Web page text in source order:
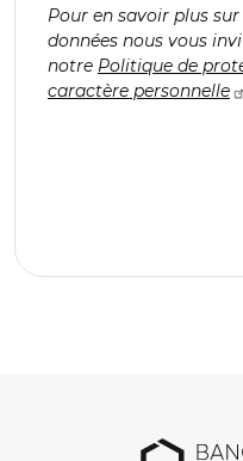
Pour en savoir plus
données nous vous
notre Politique de
caractère personnelle